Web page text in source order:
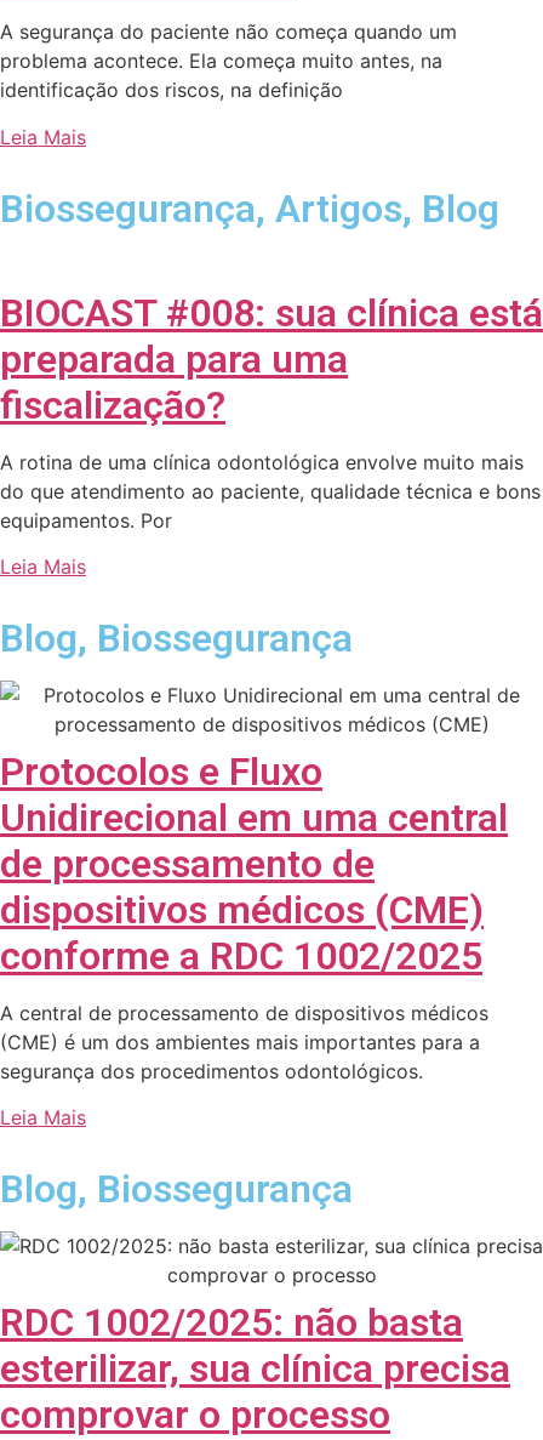
A segurança do paciente não começa quando um
problema acontece. Ela começa muito antes, na
identificação dos riscos, na definição
Leia Mais
Biossegurança, Artigos, Blog
BIOCAST #008: sua clínica está
preparada para uma
fiscalização?
A rotina de uma clínica odontológica envolve muito mais
do que atendimento ao paciente, qualidade técnica e bons
equipamentos. Por
Leia Mais
Blog, Biossegurança
Protocolos e Fluxo
Unidirecional em uma central
de processamento de
dispositivos médicos (CME)
conforme a RDC 1002/2025
A central de processamento de dispositivos médicos
(CME) é um dos ambientes mais importantes para a
segurança dos procedimentos odontológicos.
Leia Mais
Blog, Biossegurança
RDC 1002/2025: não basta
esterilizar, sua clínica precisa
comprovar o processo